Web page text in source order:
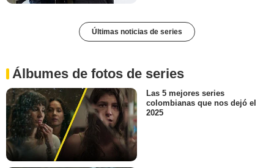
Últimas noticias de series
Álbumes de fotos de series
Las 5 mejores series
colombianas que nos dejó el
2025